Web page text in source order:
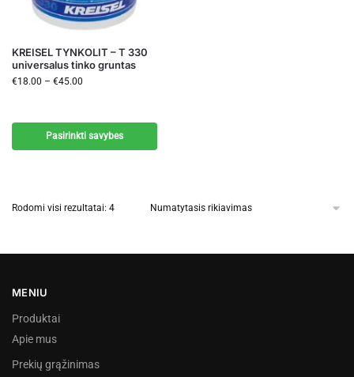
KREISEL TYNKOLIT – T 330
universalus tinko gruntas
€18.00 – €45.00
Pasirinkti savybes
Rodomi visi rezultatai: 4
MENIU
Produktai
Apie mus
Prekių grąžinimas